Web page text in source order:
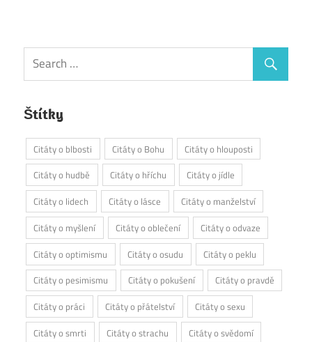
Štítky
Citáty o blbosti Citáty o Bohu
Citáty o hlouposti
Citáty o hudbě
Citáty o hříchu
Citáty o jídle
Citáty o lidech
Citáty o lásce
Citáty o manželství
Citáty o myšlení
Citáty o oblečení
Citáty o odvaze
Citáty o optimismu
Citáty o osudu
Citáty o peklu
Citáty o pesimismu
Citáty o pokušení
Citáty o pravdě
Citáty o práci
Citáty o přátelství
Citáty o sexu
Citáty o smrti
Citáty o strachu
Citáty o svědomí